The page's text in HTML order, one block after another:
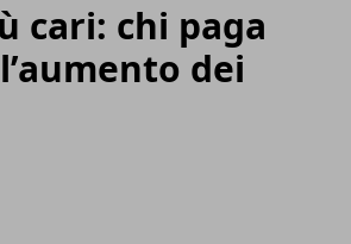
cari: chi paga
dei